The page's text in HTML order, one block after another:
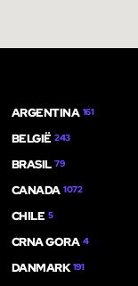
ARGENTINA 161
BELGIË 243
BRASIL 79
CANADA 1072
CHILE 5
CRNA GORA 4
DANMARK 191